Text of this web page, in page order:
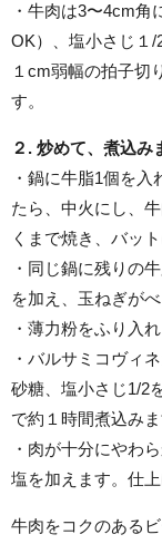
・牛肉は3〜4cm
OK）、塩小さじ１
１cm弱幅の拍子切
す。
２. 炒めて、煮込み
・鍋に牛脂1個を
たら、中火にし、
くまで焼き、バッ
・同じ鍋に残りの
を加え、玉ねぎが
・薄力粉をふり入
・バルサミコヴィ
砂糖、塩小さじ1/2
で約１時間煮込みま
・肉が十分にやわ
塩を加えます。仕
牛肉をコクのある